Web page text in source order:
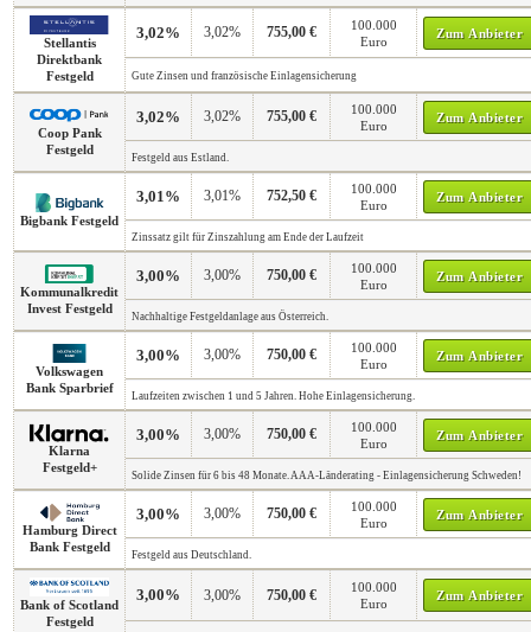
Stellantis
Direktbank
Festgeld
3,02% 3,02% 755,00 €
100.000
Euro
Zum Anbieter
Gute Zinsen und französische Einlagensicherung
Coop Pank
Festgeld
3,02% 3,02% 755,00 €
100.000
Euro
Zum Anbieter
Festgeld aus Estland.
Bigbank Festgeld
3,01% 3,01% 752,50 €
100.000
Euro
Zum Anbieter
Zinssatz gilt für Zinszahlung am Ende der Laufzeit
Kommunalkredit
Invest Festgeld
3,00% 3,00% 750,00 €
100.000
Euro
Zum Anbieter
Nachhaltige Festgeldanlage aus Österreich.
Volkswagen
Bank Sparbrief
3,00% 3,00% 750,00 €
100.000
Euro
Zum Anbieter
Laufzeiten zwischen 1 und 5 Jahren. Hohe Einlagensicherung.
Klarna
Festgeld+
3,00% 3,00% 750,00 €
100.000
Euro
Zum Anbieter
Solide Zinsen für 6 bis 48 Monate. AAA-Länderating - Einlagensicherung Schweden!
Hamburg Direct
Bank Festgeld
3,00% 3,00% 750,00 €
100.000
Euro
Zum Anbieter
Festgeld aus Deutschland.
Bank of Scotland
Festgeld
3,00% 3,00% 750,00 €
100.000
Euro
Zum Anbieter